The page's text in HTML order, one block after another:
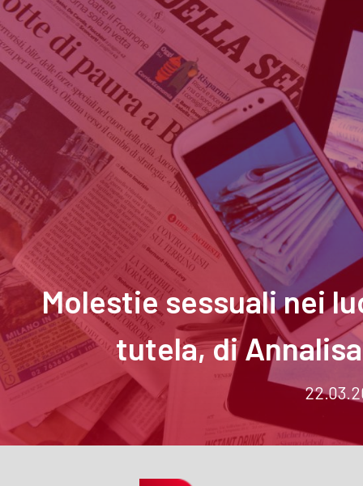
Molestie sessuali nei
tutela, di